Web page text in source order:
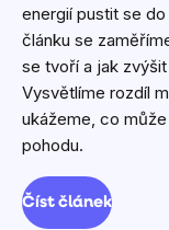
energií pustit se
článku se
se tvoří a jak
Vysvětlíme rozdíl
ukážeme, co
pohodu.
Číst článek